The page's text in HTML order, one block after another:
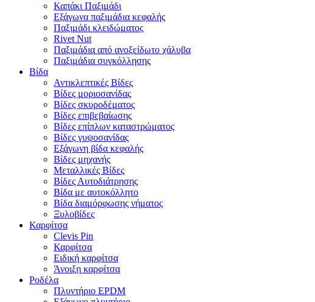
Καπάκι Παξιμάδι
Εξάγωνα παξιμάδια κεφαλής
Παξιμάδι κλειδώματος
Rivet Nut
Παξιμάδια από ανοξείδωτο χάλυβα
Παξιμάδια συγκόλλησης
Βίδα
Αντικλεπτικές Βίδες
Βίδες μοριοσανίδας
Βίδες σκυροδέματος
Βίδες επιβεβαίωσης
Βίδες επίπλων καταστρώματος
Βίδες γυψοσανίδας
Εξάγωνη βίδα κεφαλής
Βίδες μηχανής
Μεταλλικές Βίδες
Βίδες Αυτοδιάτρησης
Βίδα με αυτοκόλλητο
Βίδα διαμόρφωσης νήματος
Ξυλοβίδες
Καρφίτσα
Clevis Pin
Καρφίτσα
Ειδική καρφίτσα
Άνοιξη καρφίτσα
Ροδέλα
Πλυντήριο EPDM